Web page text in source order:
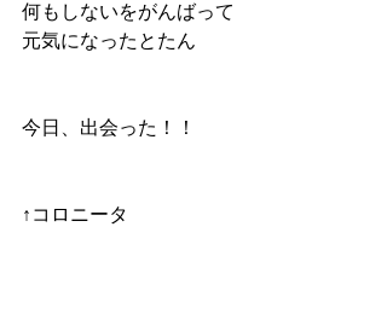
何もしないをがんばって
元気になったとたん
今日、出会った！！
↑コロニータ